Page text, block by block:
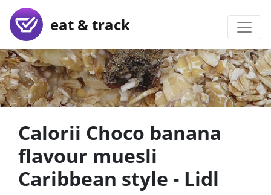
eat & track
Calorii Choco banana
flavour muesli
Caribbean style - Lidl